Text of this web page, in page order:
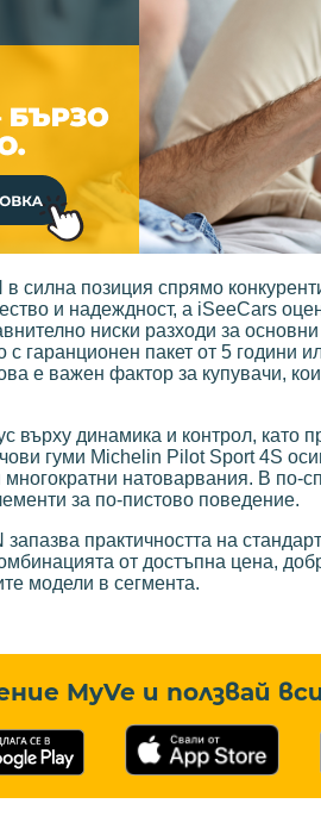
силна позиция спрямо
и надеждност, а iSeeCars
ниски разходи за
гаранционен пакет от 5 години
е важен фактор за купувачи,
върху динамика и контрол, като
гуми Michelin Pilot Sport 4S
натоварвания. В по-
за по-пистово поведение.
практичността на
от достъпна цена,
модели в сегмента.
MyVe и ползвай